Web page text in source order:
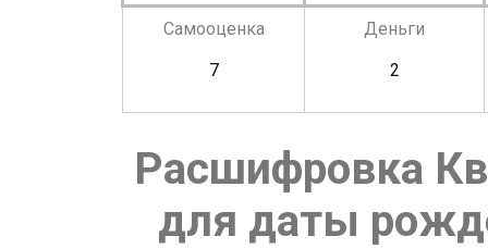
Самооценка
7
Деньги
2
Расшифровка
для даты